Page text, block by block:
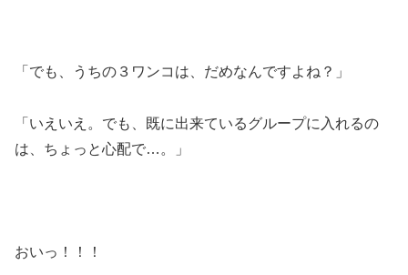
「でも、うちの３ワンコは、だめなんですよね？」
「いえいえ。でも、既に出来ているグループに入れるの
は、ちょっと心配で…。」
おいっ！！！